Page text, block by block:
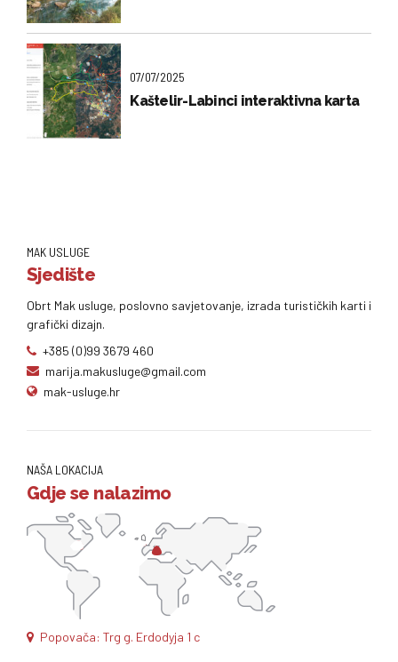
07/07/2025
Kaštelir-Labinci interaktivna karta
MAK USLUGE
Sjedište
Obrt Mak usluge, poslovno savjetovanje, izrada turističkih karti i
grafički dizajn.
+385 (0)99 3679 460
marija.makusluge@gmail.com
mak-usluge.hr
NAŠA LOKACIJA
Gdje se nalazimo
Popovača: Trg g. Erdodyja 1 c